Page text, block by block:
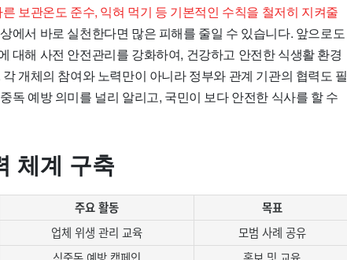
보관온도 준수, 익혀 먹기 등 기본적인 수칙을 철저히 지켜줄
에서 바로 실천한다면 많은 피해를 줄일 수 있습니다. 앞으로도
대해 사전 안전관리를 강화하여, 건강하고 안전한 식생활 환경
개체의 참여와 노력만이 아니라 정부와 관계 기관의 협력도 필
독 예방 의미를 널리 알리고, 국민이 보다 안전한 식사를 할 수
체계 구축
주요 활동
목표
업체 위생 관리 교육
모범 사례 공유